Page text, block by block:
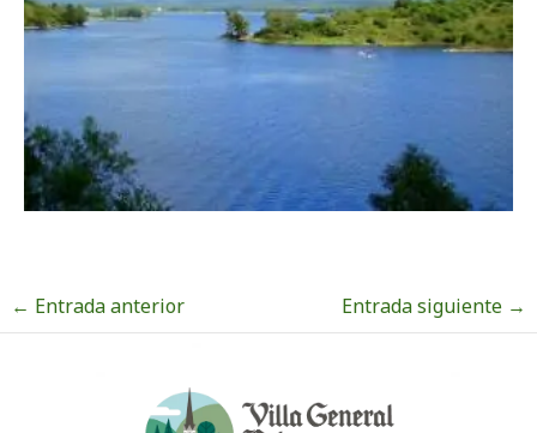
← Entrada anterior Entrada siguiente →